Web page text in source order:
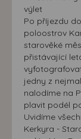
výlet
Po příjezdu
poloostrov
starověké
přistávající
jedny z
nalodíme na
plavit podél
Uvidíme
Kerkyra -